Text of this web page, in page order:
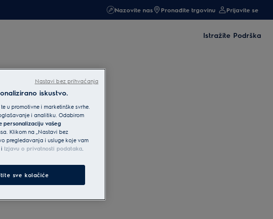
Nazovite nas Pronađite trgovinu Prijavite se
Istražite Podrška
iskustvo.
u promotivne i marketinške svrhe.
i analitiku. Odabirom
personalizaciju vašeg
Klikom na „Nastavi bez
pregledavanja i usluge koje vam
i Izjavu o privatnosti podataka.
sve kolačiće
Nastavi bez prihvaćanja